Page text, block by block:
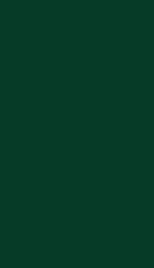
Wallet+